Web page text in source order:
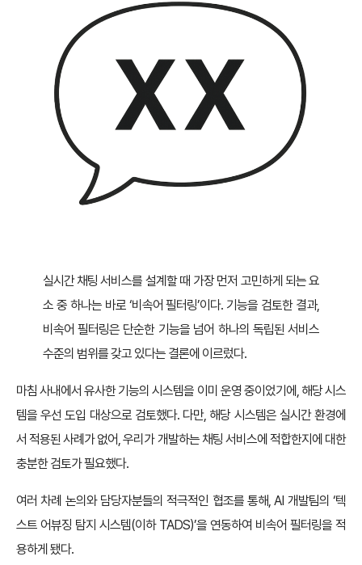
실시간 채팅 서비스를 설계할 때 가장 먼저 고민하게 되는 요
소 중 하나는 바로 ‘비속어 필터링’이다. 기능을 검토한 결과,
비속어 필터링은 단순한 기능을 넘어 하나의 독립된 서비스
수준의 범위를 갖고 있다는 결론에 이르렀다.
마침 사내에서 유사한 기능의 시스템을 이미 운영 중이었기에, 해당 시스
템을 우선 도입 대상으로 검토했다. 다만, 해당 시스템은 실시간 환경에
서 적용된 사례가 없어, 우리가 개발하는 채팅 서비스에 적합한지에 대한
충분한 검토가 필요했다.
여러 차례 논의와 담당자분들의 적극적인 협조를 통해, AI 개발팀의 ‘텍
스트 어뷰징 탐지 시스템(이하 TADS)’을 연동하여 비속어 필터링을 적
용하게 됐다.